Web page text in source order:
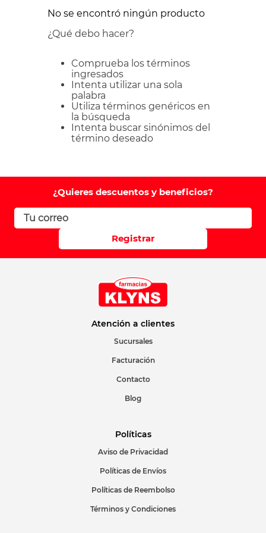
No se encontró ningún producto
¿Qué debo hacer?
Comprueba los términos
ingresados
Intenta utilizar una sola
palabra
Utiliza términos genéricos en
la búsqueda
Intenta buscar sinónimos del
término deseado
¿Quieres descuentos y beneficios?
Registrar
Atención a clientes
Sucursales
Facturación
Contacto
Blog
Políticas
Aviso de Privacidad
Políticas de Envíos
Políticas de Reembolso
Términos y Condiciones